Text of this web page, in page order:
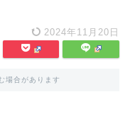
2024年11月20日
場合があります